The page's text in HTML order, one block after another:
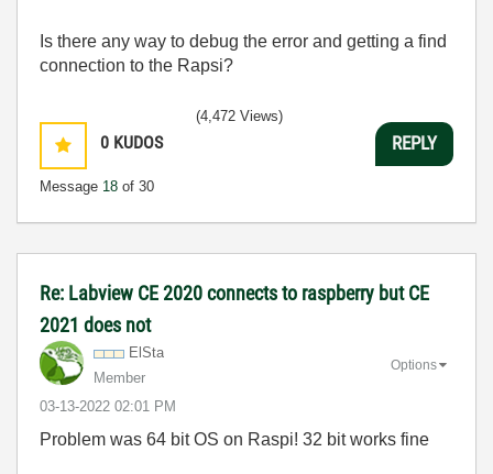
Is there any way to debug the error and getting a find
connection to the Rapsi?
0 KUDOS
Message 18 of 30
(4,472 Views)
REPLY
Re: Labview CE 2020 connects to raspberry but CE
2021 does not
ElSta
Member
‎03-13-2022 02:01 PM
Options
Problem was 64 bit OS on Raspi! 32 bit works fine